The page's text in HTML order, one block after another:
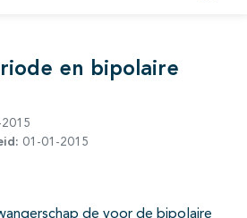
en bipolaire
01-01-2015
de voor de bipolaire